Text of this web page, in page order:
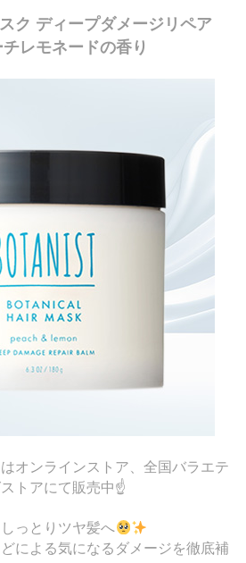
ク ディープダメージリペア
レモネードの香り
オンラインストア、全国バラエテ
トアにて販売中☝️
っとりツヤ髪へ
による気になるダメージを徹底補